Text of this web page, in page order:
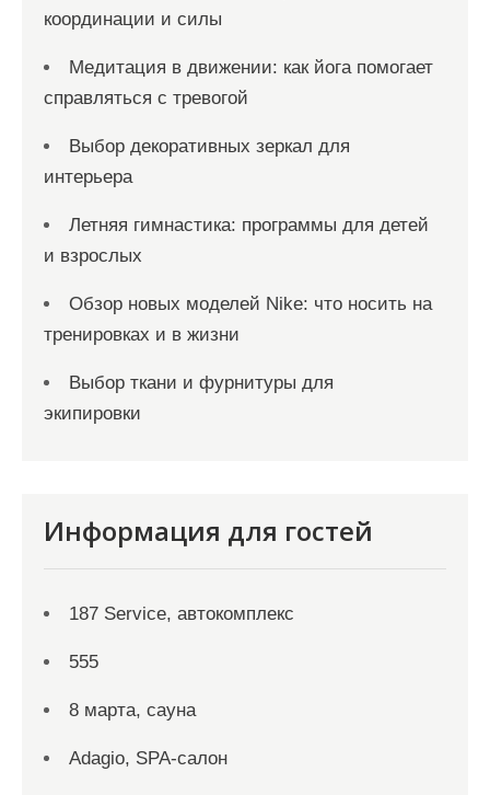
координации и силы
Медитация в движении: как йога помогает
справляться с тревогой
Выбор декоративных зеркал для
интерьера
Летняя гимнастика: программы для детей
и взрослых
Обзор новых моделей Nike: что носить на
тренировках и в жизни
Выбор ткани и фурнитуры для
экипировки
Информация для гостей
187 Service, автокомплекс
555
8 марта, сауна
Adagio, SPA-салон